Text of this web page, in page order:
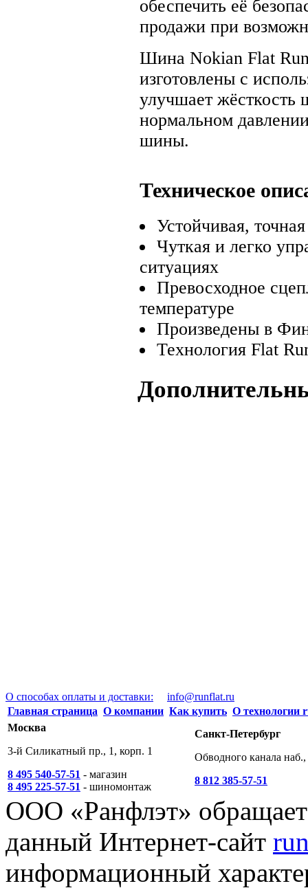
обеспечить её
продажи при
Шина Nokian Flat
изготовлены с
улучшает
нормальном
шины.
Техническое
Устойчивая,
Чуткая и легко
ситуациях
Превосходное
температуре
Произведены в
Технология Flat
О способах оплаты и доставки:
info@runflat.ru
Главная страница О компании Как купить О технологии
Москва
3-й Силикатный пр., 1, корп. 1
8 495 540-57-51 - магазин
8 495 225-57-51 - шиномонтаж
Санкт-Петербург
Обводного канала
8 812 385-57-51
ООО «Ранфлэт»
данный Интернет-сайт
информационный